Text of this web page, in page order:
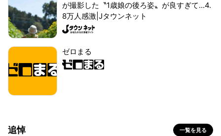
が撮影した〝1歳娘の後ろ姿〟が良すぎて...4.
8万人感激|Jタウンネット
ゼロまる
追悼 一覧を見る